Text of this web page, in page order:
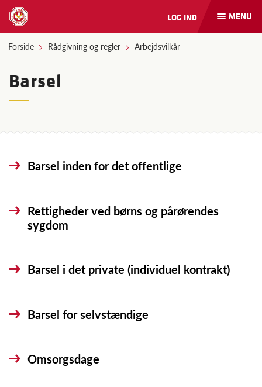
Åbn
og
MENU
LOG IND
Forside Rådgivning og regler Arbejdsvilkår
Barsel
Barsel inden for det offentlige
Rettigheder ved børns og pårørendes
sygdom
Barsel i det private (individuel kontrakt)
Barsel for selvstændige
Omsorgsdage